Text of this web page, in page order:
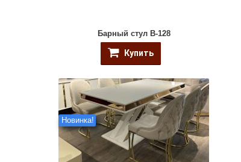
Барный стул B-128
Купить
Новинка!